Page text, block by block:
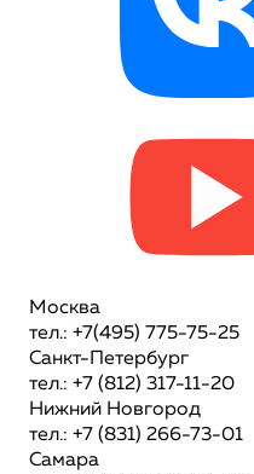
Москва
тел.: +7(495) 775-75-25
Санкт-Петербург
тел.: +7 (812) 317-11-20
Нижний Новгород
тел.: +7 (831) 266-73-01
Самара